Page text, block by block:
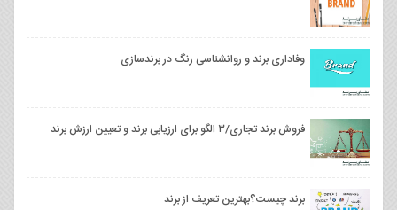
وفاداری برند و روانشناسی رنگ‌ در برندسازی
فروش برند تجاری/۳ الگو برای ارزیابی برند و تعیین ارزش برند
برند چیست؟بهترین تعریف از برند